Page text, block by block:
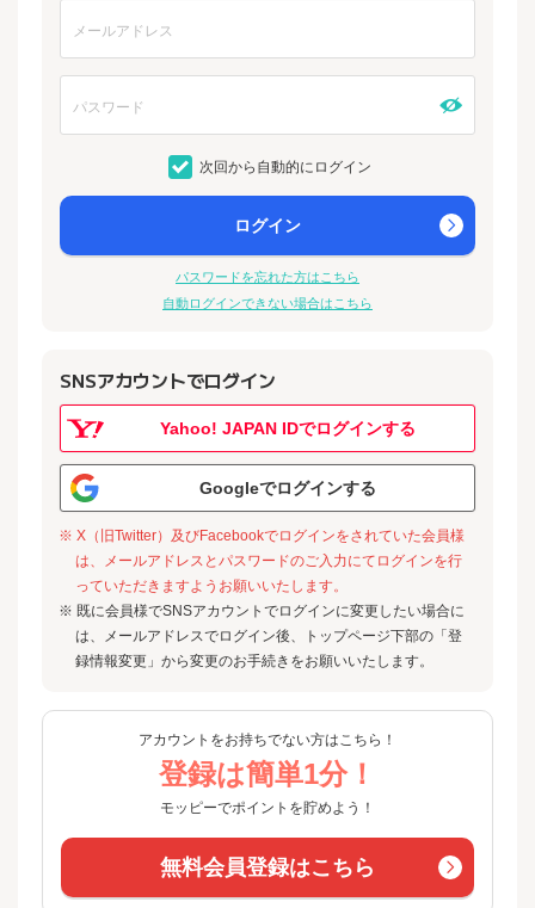
次回から自動的にログイン
ログイン
パスワードを忘れた方はこちら
自動ログインできない場合はこちら
SNSアカウントでログイン
Yahoo! JAPAN IDでログインする
Googleでログインする
※ X（旧Twitter）及びFacebookでログインをされていた会員様
は、メールアドレスとパスワードのご入力にてログインを行
っていただきますようお願いいたします。
※ 既に会員様でSNSアカウントでログインに変更したい場合に
は、メールアドレスでログイン後、トップページ下部の「登
録情報変更」から変更のお手続きをお願いいたします。
アカウントをお持ちでない方はこちら！
登録は簡単1分！
モッピーでポイントを貯めよう！
無料会員登録はこちら